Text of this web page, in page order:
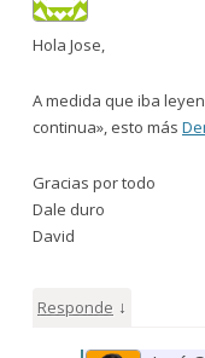
Hola Jose,
A medida que iba
continua», esto más
Gracias por todo
Dale duro
David
Responde ↓